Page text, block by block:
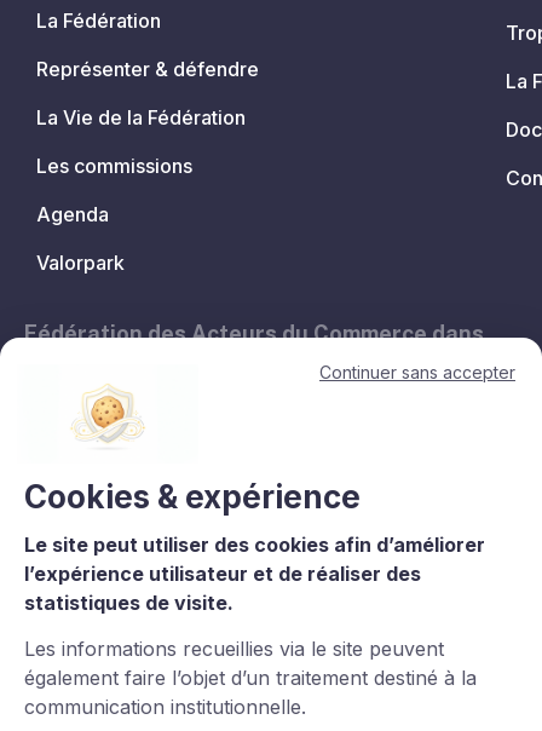
La Fédération
Représenter & défendre
La Vie de la Fédération
Les commissions
Agenda
Valorpark
La
Fédération des Acteurs du Commerce dans
11, avenue de l'Opéra - 75001 Paris
contact@lesacteursducommerce.com
+33 1 53 43 82 60
Le CNCC est un organisme de formation enregistré sous le numéro
11756688975 auprès du préfet de région d’Île-de-France. La
certification qualité est délivrée au titre de la catégorie : L.6313-
de Freepik.
Continuer sans accepter
Cookies & expérience
Le site peut utiliser des cookies afin d’améliorer
l’expérience utilisateur et de réaliser des
statistiques de visite.
Les informations recueillies via le site peuvent
également faire l’objet d’un traitement destiné à la
communication institutionnelle.